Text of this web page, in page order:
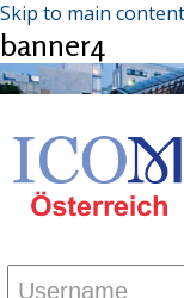
Skip to main content
banner4